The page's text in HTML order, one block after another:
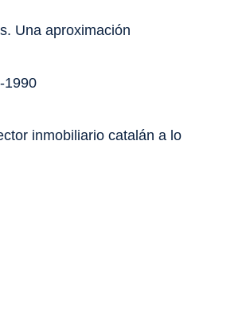
Una aproximación
1990
inmobiliario catalán a lo